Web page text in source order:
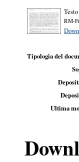
Testo
RM-
Tipologia del
Ultima